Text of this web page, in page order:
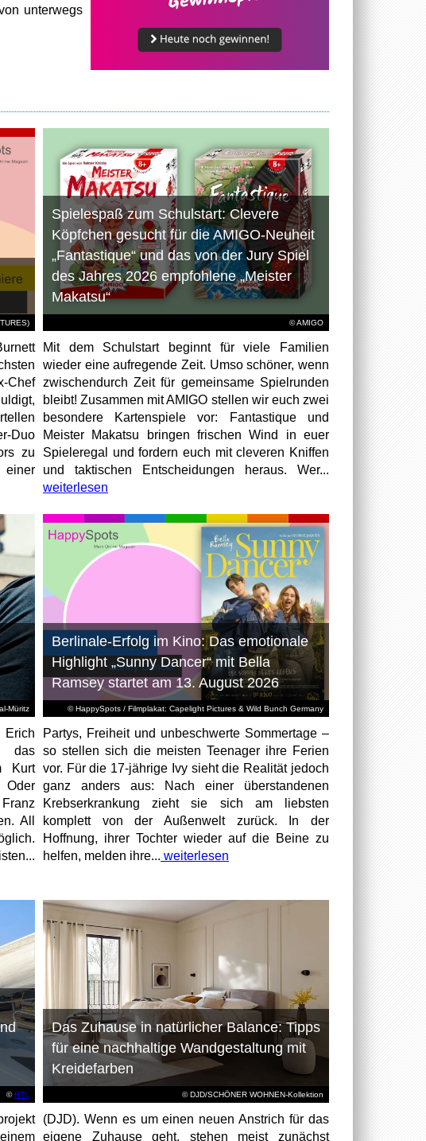
unterwegs
Chef
Duo
zu
einer
© AMIGO
Spielespaß zum Schulstart: Clevere
Köpfchen gesucht für die AMIGO-Neuheit
„Fantastique“ und das von der Jury Spiel
des Jahres 2026 empfohlene „Meister
Makatsu“
Mit dem Schulstart beginnt für viele Familien
wieder eine aufregende Zeit. Umso schöner, wenn
zwischendurch Zeit für gemeinsame Spielrunden
bleibt! Zusammen mit AMIGO stellen wir euch zwei
besondere Kartenspiele vor: Fantastique und
Meister Makatsu bringen frischen Wind in euer
Spieleregal und fordern euch mit cleveren Kniffen
und taktischen Entscheidungen heraus. Wer...
weiterlesen
Müritz
Erich
das
Kurt
Oder
All
© HappySpots / Filmplakat: Capelight Pictures & Wild Bunch Germany
Berlinale-Erfolg im Kino: Das emotionale
Highlight „Sunny Dancer“ mit Bella
Ramsey startet am 13. August 2026
Partys, Freiheit und unbeschwerte Sommertage –
so stellen sich die meisten Teenager ihre Ferien
vor. Für die 17-jährige Ivy sieht die Realität jedoch
ganz anders aus: Nach einer überstandenen
Krebserkrankung zieht sie sich am liebsten
komplett von der Außenwelt zurück. In der
Hoffnung, ihrer Tochter wieder auf die Beine zu
helfen, melden ihre... weiterlesen
©RTL © DJD/SCHÖNER WOHNEN-Kollektion
Das Zuhause in natürlicher Balance: Tipps
für eine nachhaltige Wandgestaltung mit
Kreidefarben
(DJD). Wenn es um einen neuen Anstrich für das
eigene Zuhause geht, stehen meist zunächst